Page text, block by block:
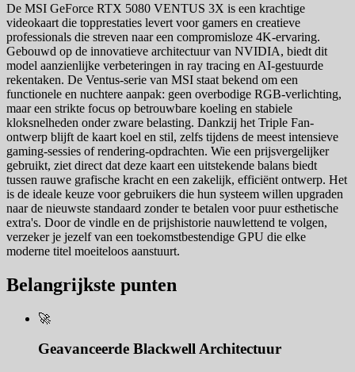
De MSI GeForce RTX 5080 VENTUS 3X is een krachtige
videokaart die topprestaties levert voor gamers en creatieve
professionals die streven naar een compromisloze 4K-ervaring.
Gebouwd op de innovatieve architectuur van NVIDIA, biedt dit
model aanzienlijke verbeteringen in ray tracing en AI-gestuurde
rekentaken. De Ventus-serie van MSI staat bekend om een
functionele en nuchtere aanpak: geen overbodige RGB-verlichting,
maar een strikte focus op betrouwbare koeling en stabiele
kloksnelheden onder zware belasting. Dankzij het Triple Fan-
ontwerp blijft de kaart koel en stil, zelfs tijdens de meest intensieve
gaming-sessies of rendering-opdrachten. Wie een prijsvergelijker
gebruikt, ziet direct dat deze kaart een uitstekende balans biedt
tussen rauwe grafische kracht en een zakelijk, efficiënt ontwerp. Het
is de ideale keuze voor gebruikers die hun systeem willen upgraden
naar de nieuwste standaard zonder te betalen voor puur esthetische
extra's. Door de vindle en de prijshistorie nauwlettend te volgen,
verzeker je jezelf van een toekomstbestendige GPU die elke
moderne titel moeiteloos aanstuurt.
Belangrijkste punten
🚀
Geavanceerde Blackwell Architectuur